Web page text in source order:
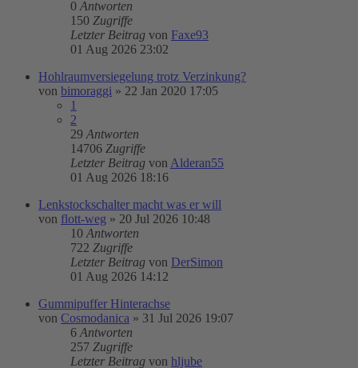
0 Antworten
150 Zugriffe
Letzter Beitrag von Faxe93
01 Aug 2026 23:02
Hohlraumversiegelung trotz Verzinkung?
von bimoraggi » 22 Jan 2020 17:05
1
2
29 Antworten
14706 Zugriffe
Letzter Beitrag von Alderan55
01 Aug 2026 18:16
Lenkstockschalter macht was er will
von flott-weg » 20 Jul 2026 10:48
10 Antworten
722 Zugriffe
Letzter Beitrag von DerSimon
01 Aug 2026 14:12
Gummipuffer Hinterachse
von Cosmodanica » 31 Jul 2026 19:07
6 Antworten
257 Zugriffe
Letzter Beitrag von hljube